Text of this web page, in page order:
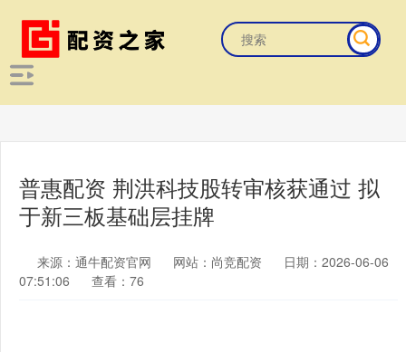
普惠配资 荆洪科技股转审核获通过 拟
于新三板基础层挂牌
来源：通牛配资官网 网站：尚竞配资
日期：2026-06-06
07:51:06
查看：76